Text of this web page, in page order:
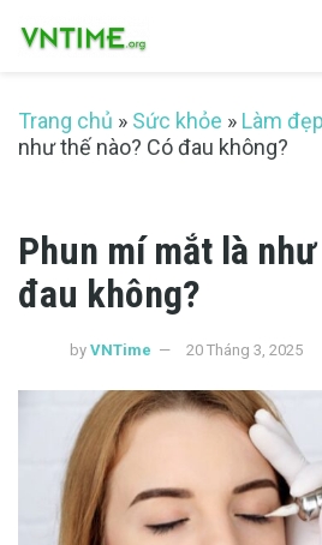
Trang chủ » Sức khỏe » Làm đẹp
như thế nào? Có đau không?
Phun mí mắt là
đau không?
by VNTime 20 Tháng 3, 2025